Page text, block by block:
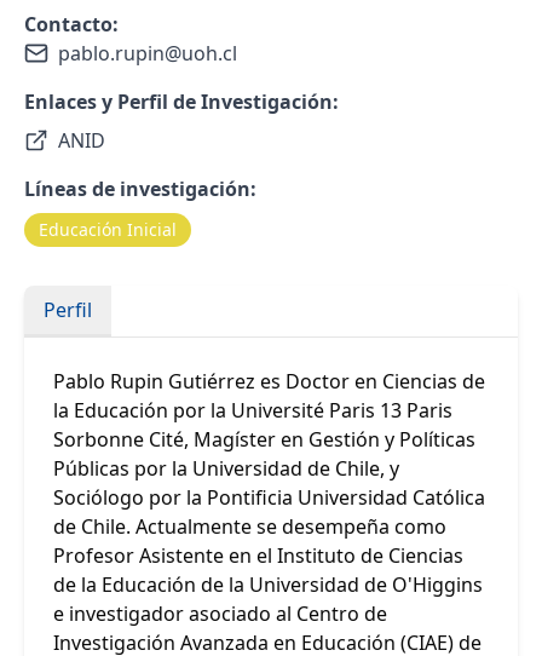
Contacto:
pablo.rupin@uoh.cl
Enlaces y Perfil de Investigación:
ANID
Líneas de investigación:
Educación Inicial
Perfil
Pablo Rupin Gutiérrez es Doctor en Ciencias de
la Educación por la Université Paris 13 Paris
Sorbonne Cité, Magíster en Gestión y Políticas
Públicas por la Universidad de Chile, y
Sociólogo por la Pontificia Universidad Católica
de Chile. Actualmente se desempeña como
Profesor Asistente en el Instituto de Ciencias
de la Educación de la Universidad de O'Higgins
e investigador asociado al Centro de
Investigación Avanzada en Educación (CIAE) de